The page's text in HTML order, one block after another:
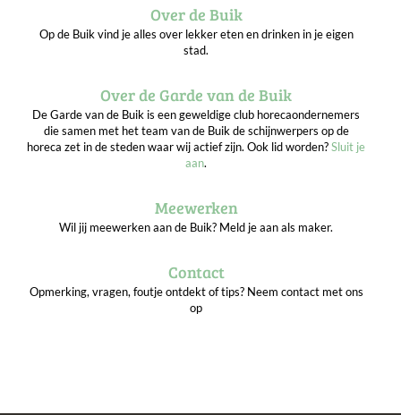
Over de Buik
Op de Buik vind je alles over lekker eten en drinken in je eigen
stad.
Over de Garde van de Buik
De Garde van de Buik is een geweldige club horecaondernemers
die samen met het team van de Buik de schijnwerpers op de
horeca zet in de steden waar wij actief zijn. Ook lid worden?Sluit je
aan.
Meewerken
Wil jij meewerken aan de Buik? Meld je aan als maker.
Contact
Opmerking, vragen, foutje ontdekt of tips? Neem contact met ons
op